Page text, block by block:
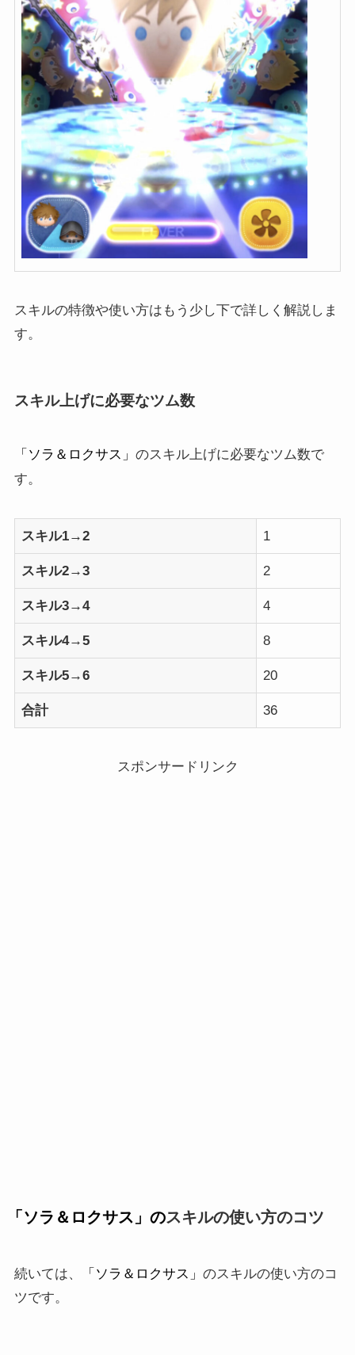
スキルの特徴や使い方はもう少し下で詳しく解説しま
す。
スキル上げに必要なツム数
「ソラ＆ロクサス」 のスキル上げに必要なツム数で
す。
スキル1→2 1
スキル2→3 2
スキル3→4 4
スキル4→5 8
スキル5→6 20
合計 36
スポンサードリンク
「ソラ＆ロクサス」のスキルの使い方のコツ
続いては、 「ソラ＆ロクサス」 のスキルの使い方のコ
ツです。